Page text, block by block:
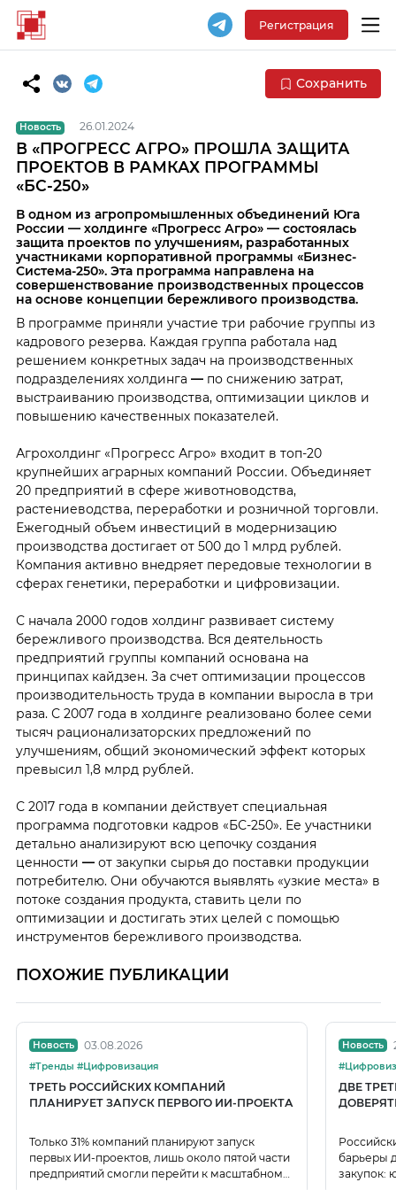
Регистрация
Сохранить
Новость 26.01.2024
В «ПРОГРЕСС АГРО» ПРОШЛА ЗАЩИТА
ПРОЕКТОВ В РАМКАХ ПРОГРАММЫ
«БС-250»
В одном из агропромышленных объединений Юга
России — холдинге «Прогресс Агро» — состоялась
защита проектов по улучшениям, разработанных
участниками корпоративной программы «Бизнес-
Система-250». Эта программа направлена на
совершенствование производственных процессов
на основе концепции бережливого производства.
В программе приняли участие три рабочие группы из
кадрового резерва. Каждая группа работала над
решением конкретных задач на производственных
подразделениях холдинга —по снижению затрат,
выстраиванию производства, оптимизации циклов и
повышению качественных показателей.
Агрохолдинг «Прогресс Агро» входит в топ-20
крупнейших аграрных компаний России. Объединяет
20 предприятий в сфере животноводства,
растениеводства, переработки и розничной торговли.
Ежегодный объем инвестиций в модернизацию
производства достигает от 500 до 1 млрд рублей.
Компания активно внедряет передовые технологии в
сферах генетики, переработки и цифровизации.
С начала 2000 годов холдинг развивает систему
бережливого производства. Вся деятельность
предприятий группы компаний основана на
принципах кайдзен. За счет оптимизации процессов
производительность труда в компании выросла в три
раза. С 2007 года в холдинге реализовано более семи
тысяч рационализаторских предложений по
улучшениям, общий экономический эффект которых
превысил 1,8 млрд рублей.
С 2017 года в компании действует специальная
программа подготовки кадров «БС-250». Ее участники
детально анализируют всю цепочку создания
ценности —от закупки сырья до поставки продукции
потребителю. Они обучаются выявлять «узкие места» в
потоке создания продукта, ставить цели по
оптимизации и достигать этих целей с помощью
инструментов бережливого производства.
ПОХОЖИЕ ПУБЛИКАЦИИ
Новость 03.08.2026
#Тренды #Цифровизация
ТРЕТЬ РОССИЙСКИХ КОМПАНИЙ
ПЛАНИРУЕТ ЗАПУСК ПЕРВОГО ИИ-ПРОЕКТА
Только 31% компаний планируют запуск
первых ИИ-проектов, лишь около пятой части
предприятий смогли перейти к масштабному
Новость
ДВЕ
барьеры
закупок: